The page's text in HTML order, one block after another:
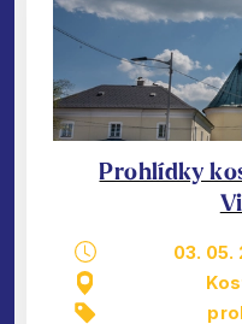
Prohlídky
03. 05.